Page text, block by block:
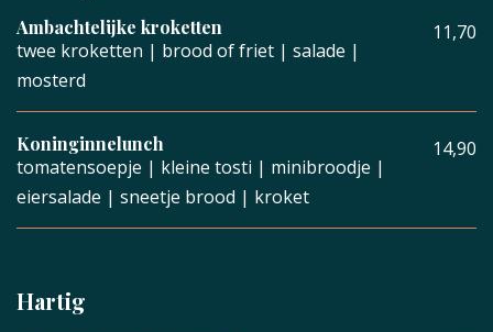
Ambachtelijke kroketten 11,70
twee kroketten | brood of friet | salade |
mosterd
Koninginnelunch 14,90
tomatensoepje | kleine tosti | minibroodje |
eiersalade | sneetje brood | kroket
Hartig